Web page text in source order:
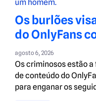
Os burlões
do OnlyFans
agosto 6, 2026
Os criminosos estão
de conteúdo do
para enganar os